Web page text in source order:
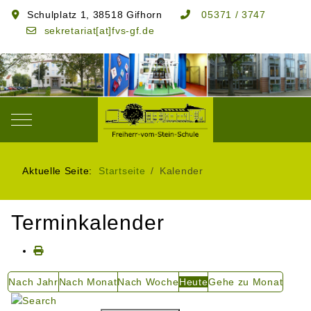
Schulplatz 1, 38518 Gifhorn
05371 / 3747
sekretariat[at]fvs-gf.de
Mobile Menu Toggle
Aktuelle Seite: Startseite Kalender
Terminkalender
Nach JahrNach MonatNach WocheHeuteGehe zu Monat